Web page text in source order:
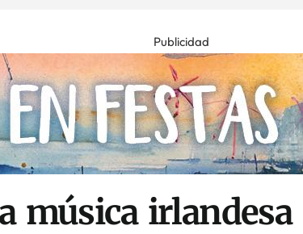
Publicidad
música irlandesa